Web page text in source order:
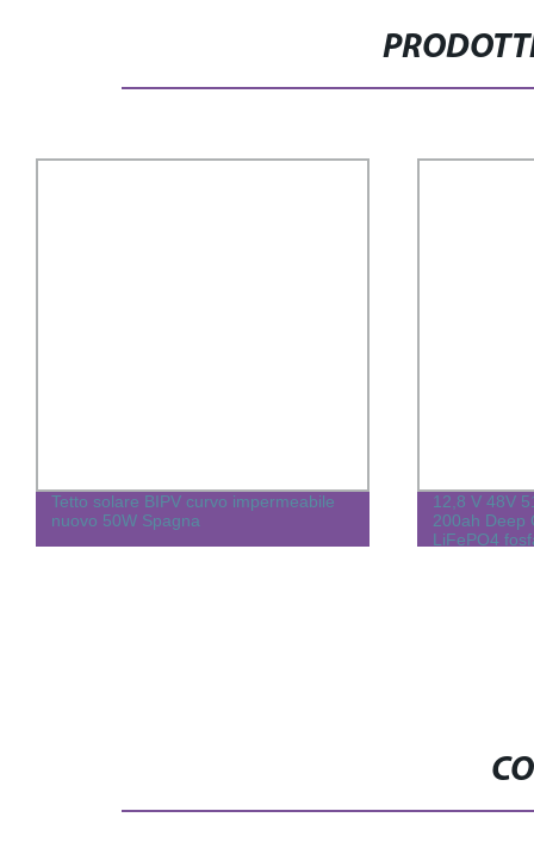
Tetto solare BIPV curvo impermeabile
nuovo 50W Spagna
12,8 V 48V
200ah Deep
LiFePO4